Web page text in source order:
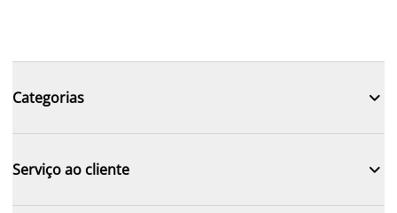
Categorias 
Serviço ao cliente 